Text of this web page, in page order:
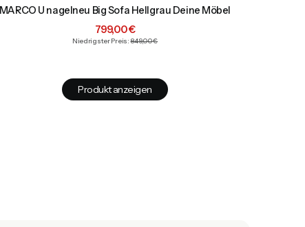
MARCO U nagelneu Big Sofa Hellgrau Deine Möbel
Aktionspreis
799,00 €
Niedrigster Preis: 849,00 €
Produkt anzeigen